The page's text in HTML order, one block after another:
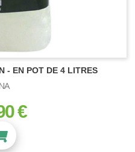
ODEURS
- EN POT DE 4 LITRES
€